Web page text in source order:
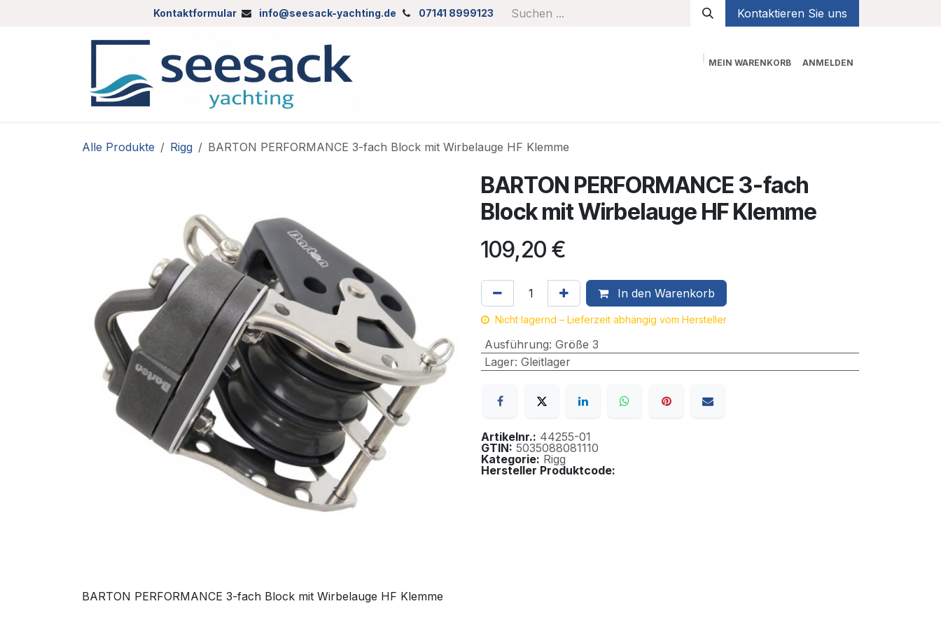
Kontaktformular info@seesack-yachting.de 07141 8999123 Kontaktieren Sie uns
MEIN WARENKORB ANMELDEN
Alle Produkte Rigg BARTON PERFORMANCE 3-fach Block mit Wirbelauge HF Klemme
BARTON PERFORMANCE 3-fach
Block mit Wirbelauge HF Klemme
109,20 €
In den Warenkorb
Nicht lagernd – Lieferzeit abhängig vom Hersteller
Ausführung: Größe 3
Lager: Gleitlager
Artikelnr.: 44255-01
GTIN: 5035088081110
Kategorie: Rigg
Hersteller Produktcode:
BARTON PERFORMANCE 3-fach Block mit Wirbelauge HF Klemme